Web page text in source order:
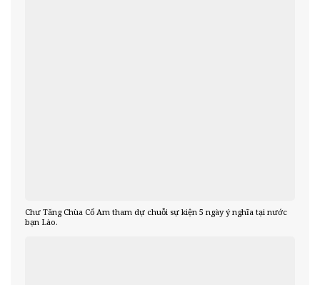
Chư Tăng Chùa Cổ Am tham dự chuỗi sự kiện 5 ngày ý nghĩa tại nước
bạn Lào.